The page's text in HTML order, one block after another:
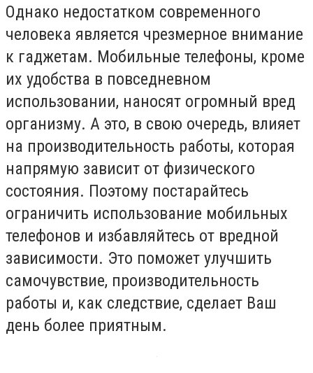
Однако недостатком современного
человека является чрезмерное внимание
к гаджетам. Мобильные телефоны, кроме
их удобства в повседневном
использовании, наносят огромный вред
организму. А это, в свою очередь, влияет
на производительность работы, которая
напрямую зависит от физического
состояния. Поэтому постарайтесь
ограничить использование мобильных
телефонов и избавляйтесь от вредной
зависимости. Это поможет улучшить
самочувствие, производительность
работы и, как следствие, сделает Ваш
день более приятным.